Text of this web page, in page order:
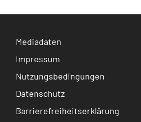
Mediadaten
Impressum
Nutzungsbedingungen
Datenschutz
Barrierefreiheitserklärung